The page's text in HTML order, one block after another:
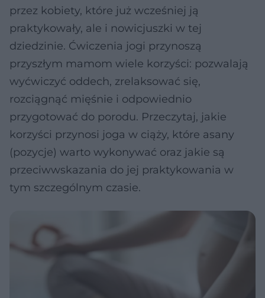
przez kobiety, które już wcześniej ją
praktykowały, ale i nowicjuszki w tej
dziedzinie. Ćwiczenia jogi przynoszą
przyszłym mamom wiele korzyści: pozwalają
wyćwiczyć oddech, zrelaksować się,
rozciągnąć mięśnie i odpowiednio
przygotować do porodu. Przeczytaj, jakie
korzyści przynosi joga w ciąży, które asany
(pozycje) warto wykonywać oraz jakie są
przeciwwskazania do jej praktykowania w
tym szczególnym czasie.